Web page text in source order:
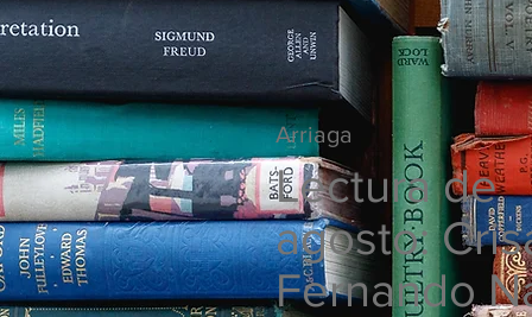
Arriaga
Lectura de
agosto:
Fernando